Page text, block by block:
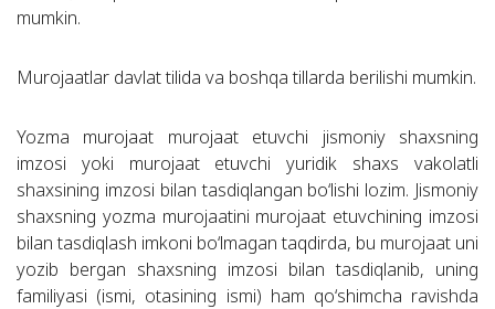
mumkin.
Murojaatlar davlat tilida va boshqa tillarda berilishi mumkin.
Yozma murojaat murojaat etuvchi jismoniy shaxsning
imzosi yoki murojaat etuvchi yuridik shaxs vakolatli
shaxsining imzosi bilan tasdiqlangan bo‘lishi lozim. Jismoniy
shaxsning yozma murojaatini murojaat etuvchining imzosi
bilan tasdiqlash imkoni bo‘lmagan taqdirda, bu murojaat uni
yozib bergan shaxsning imzosi bilan tasdiqlanib, uning
familiyasi (ismi, otasining ismi) ham qo‘shimcha ravishda